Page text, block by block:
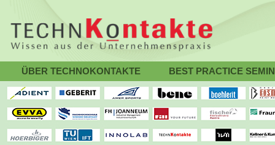
ÜBER TECHNOKONTAKTE BEST PRACTICE